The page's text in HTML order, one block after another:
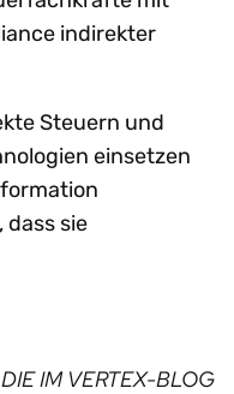
indirekter
Steuern und
einsetzen
dass sie
IM VERTEX-BLOG